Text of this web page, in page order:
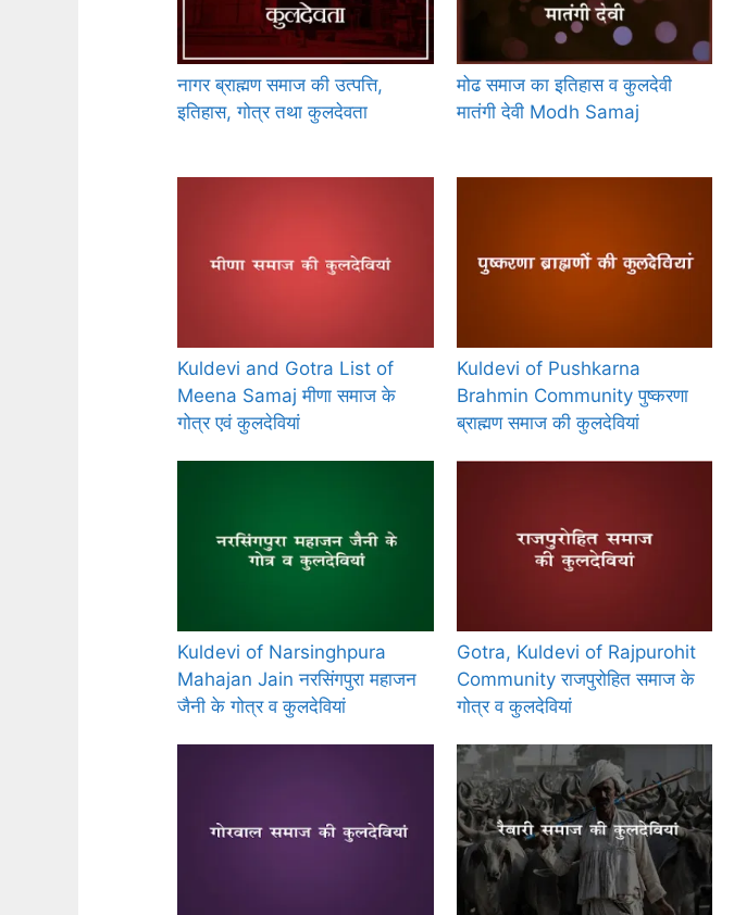
नागर ब्राह्मण समाज की उत्पत्ति,
इतिहास, गोत्र तथा कुलदेवता
मोढ समाज का इतिहास व कुलदेवी
मातंगी देवी Modh Samaj
Kuldevi and Gotra List of
Meena Samaj मीणा समाज के
गोत्र एवं कुलदेवियां
Kuldevi of Pushkarna
Brahmin Community पुष्करणा
ब्राह्मण समाज की कुलदेवियां
Kuldevi of Narsinghpura
Mahajan Jain नरसिंगपुरा महाजन
जैनी के गोत्र व कुलदेवियां
Gotra, Kuldevi of Rajpurohit
Community राजपुरोहित समाज के
गोत्र व कुलदेवियां